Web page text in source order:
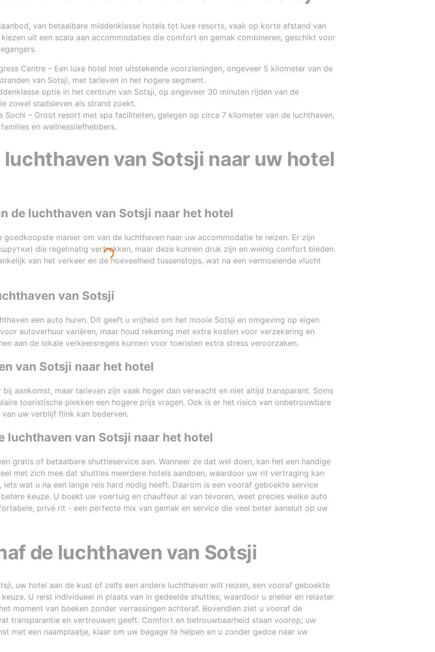
van betaalbare middenklasse hotels tot luxe resorts, vaak op korte afstand van
uit een scala aan accommodaties die comfort en gemak combineren, geschikt voor
Centre – Een luxe hotel met uitstekende voorzieningen, ongeveer 5 kilometer van de
van Sotsji, met tarieven in het hogere segment.
optie in het centrum van Sotsji, op ongeveer 30 minuten rijden van de
zowel stadsleven als strand zoekt.
Sochi – Groot resort met spa faciliteiten, gelegen op circa 7 kilometer van de luchthaven,
en wellnessliefhebbers.
luchthaven van Sotsji naar uw hotel
de luchthaven van Sotsji naar het hotel
manier om van de luchthaven naar uw accommodatie te reizen. Er zijn
die regelmatig vertrekken, maar deze kunnen druk zijn en weinig comfort bieden.
van het verkeer en de hoeveelheid tussenstops, wat na een vermoeiende vlucht
van Sotsji
een auto huren. Dit geeft u vrijheid om het mooie Sotsji en omgeving op eigen
autoverhuur variëren, maar houd rekening met extra kosten voor verzekering en
aan de lokale verkeersregels kunnen voor toeristen extra stress veroorzaken.
van Sotsji naar het hotel
aankomst, maar tarieven zijn vaak hoger dan verwacht en niet altijd transparant. Soms
toeristische plekken een hogere prijs vragen. Ook is er het risico van onbetrouwbare
uw verblijf flink kan bederven.
luchthaven van Sotsji naar het hotel
gratis of betaalbare shuttleservice aan. Wanneer ze dat wel doen, kan het een handige
met zich mee dat shuttles meerdere hotels aandoen, waardoor uw rit vertraging kan
wat u na een lange reis hard nodig heeft. Daarom is een vooraf geboekte service
keuze. U boekt uw voertuig en chauffeur al van tevoren, weet precies welke auto
privé rit - een perfecte mix van gemak en service die veel beter aansluit op uw
de luchthaven van Sotsji
uw hotel aan de kust of zelfs een andere luchthaven wilt reizen, een vooraf geboekte
U reist individueel in plaats van in gedeelde shuttles, waardoor u sneller en relaxter
moment van boeken zonder verrassingen achteraf. Bovendien ziet u vooraf de
transparantie en vertrouwen geeft. Comfort en betrouwbaarheid staan voorop; uw
met een naamplaatje, klaar om uw bagage te helpen en u zonder gedoe naar uw